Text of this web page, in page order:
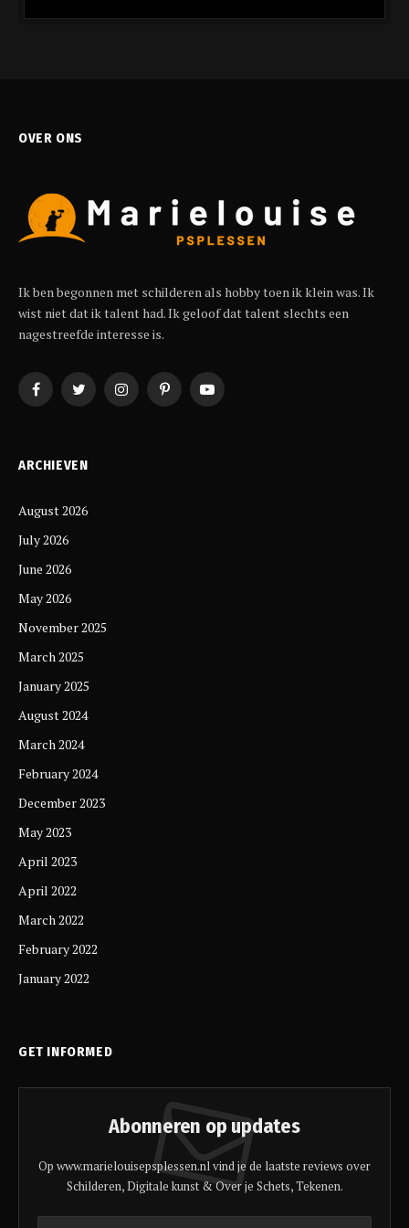
OVER ONS
Ik ben begonnen met schilderen als hobby toen ik klein was. Ik
wist niet dat ik talent had. Ik geloof dat talent slechts een
nagestreefde interesse is.
FacebookTwitterInstagramPinterestYouTube
ARCHIEVEN
August 2026
July 2026
June 2026
May 2026
November 2025
March 2025
January 2025
August 2024
March 2024
February 2024
December 2023
May 2023
April 2023
April 2022
March 2022
February 2022
January 2022
GET INFORMED
Abonneren op updates
Op www.marielouisepsplessen.nl vind je de laatste reviews over
Schilderen, Digitale kunst & Over je Schets, Tekenen.